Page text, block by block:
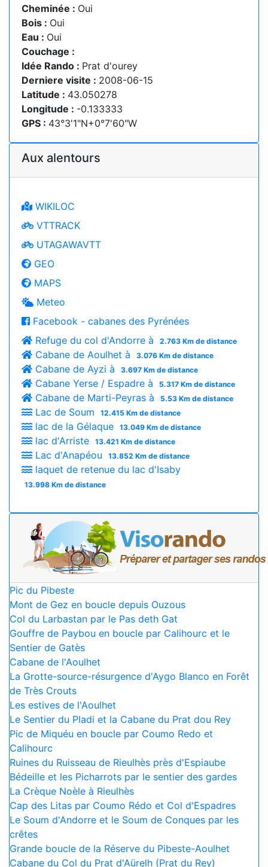
Cheminée : Oui
Bois : Oui
Eau : Oui
Couchage :
Idée Rando : Prat d'ourey
Derniere visite : 2008-06-15
Latitude : 43.050278
Longitude : -0.133333
GPS : 43°3'1"N+0°7'60"W
Aux alentours
WIKILOC
VTTRACK
UTAGAWAVTT
GEO
MAPS
Meteo
Facebook - cabanes des Pyrénées
Refuge du col d'Andorre à
2.763 Km de distance
Cabane de Aoulhet à 3.076 Km de distance
Cabane de Ayzi à 3.697 Km de distance
Cabane Yerse / Espadre à 5.317 Km de distance
Cabane de Marti-Peyras à 5.53 Km de distance
Lac de Soum 12.415 Km de distance
lac de la Gélaque 13.049 Km de distance
lac d'Arriste 13.421 Km de distance
Lac d'Anapéou 13.852 Km de distance
laquet de retenue du lac d'Isaby
13.998 Km de distance
Pic du Pibeste
Mont de Gez en boucle depuis Ouzous
Col du Larbastan par le Pas deth Gat
Gouffre de Paybou en boucle par Calihourc et le
Sentier de Gatès
Cabane de l'Aoulhet
La Grotte-source-résurgence d'Aygo Blanco en Forêt
de Très Crouts
Les estives de l'Aoulhet
Le Sentier du Pladi et la Cabane du Prat dou Rey
Pic de Miquéu en boucle par Coumo Redo et
Calihourc
Ruines du Ruisseau de Rieulhès près d'Espiaube
Bédeille et les Picharrots par le sentier des gardes
La Crèque Noèle à Rieulhès
Cap des Litas par Coumo Rédo et Col d'Espadres
Le Soum d'Andorre et le Soum de Conques par les
crêtes
Grande boucle de la Réserve du Pibeste-Aoulhet
Cabane du Col du Prat d'Aürelh (Prat du Rey)